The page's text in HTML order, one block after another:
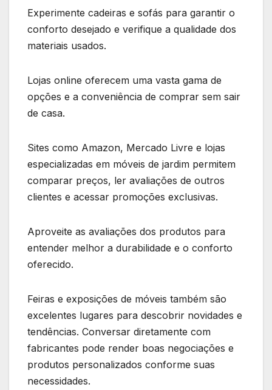
Experimente cadeiras e sofás para garantir o
conforto desejado e verifique a qualidade dos
materiais usados.
Lojas online oferecem uma vasta gama de
opções e a conveniência de comprar sem sair
de casa.
Sites como Amazon, Mercado Livre e lojas
especializadas em móveis de jardim permitem
comparar preços, ler avaliações de outros
clientes e acessar promoções exclusivas.
Aproveite as avaliações dos produtos para
entender melhor a durabilidade e o conforto
oferecido.
Feiras e exposições de móveis também são
excelentes lugares para descobrir novidades e
tendências. Conversar diretamente com
fabricantes pode render boas negociações e
produtos personalizados conforme suas
necessidades.